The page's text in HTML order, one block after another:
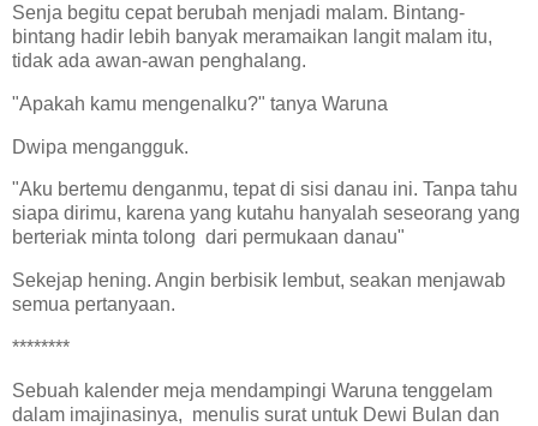
Senja begitu cepat berubah menjadi malam. Bintang-
bintang hadir lebih banyak meramaikan langit malam itu,
tidak ada awan-awan penghalang.
"Apakah kamu mengenalku?" tanya Waruna
Dwipa mengangguk.
"Aku bertemu denganmu, tepat di sisi danau ini. Tanpa tahu
siapa dirimu, karena yang kutahu hanyalah seseorang yang
berteriak minta tolong dari permukaan danau"
Sekejap hening. Angin berbisik lembut, seakan menjawab
semua pertanyaan.
********
Sebuah kalender meja mendampingi Waruna tenggelam
dalam imajinasinya, menulis surat untuk Dewi Bulan dan